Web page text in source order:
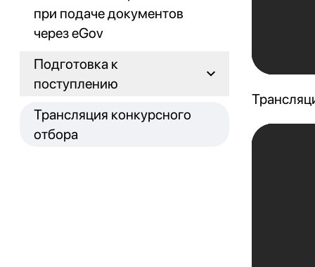
при подаче документов
через eGov
Подготовка к
поступлению
Трансляция конкурсного
отбора